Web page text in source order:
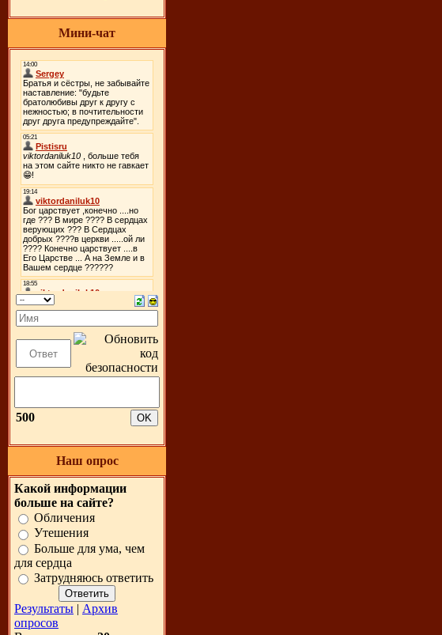
Мини-чат
500
Наш опрос
Какой информации
больше на сайте?
Обличения
Утешения
Больше для ума, чем
для сердца
Затрудняюсь ответить
Результаты | Архив
опросов